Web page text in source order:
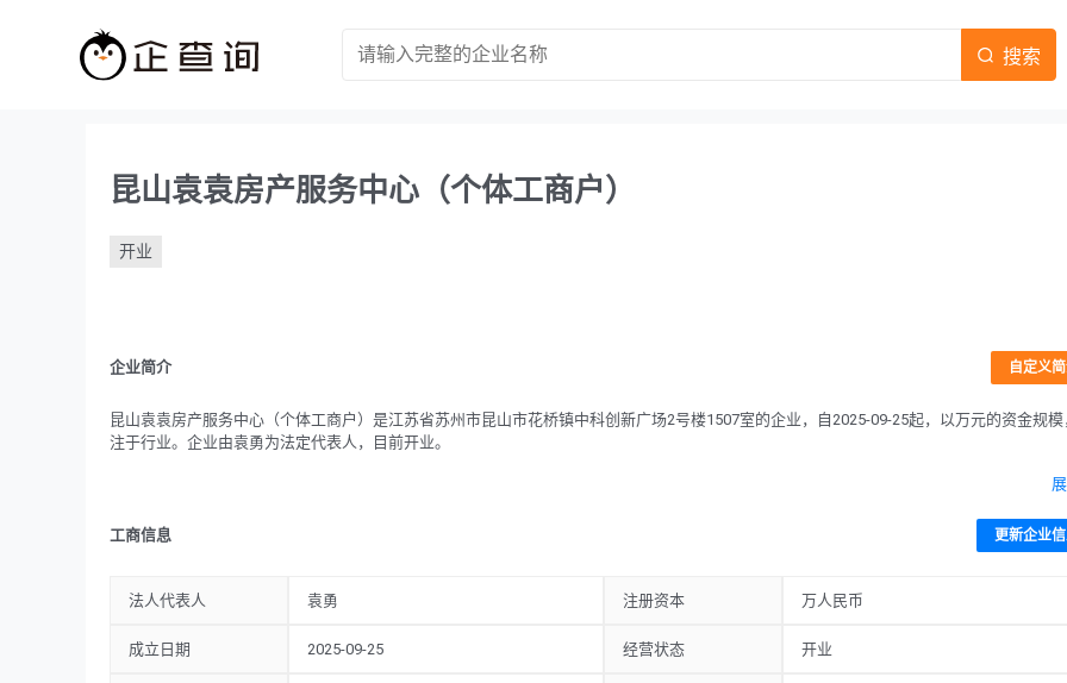
搜索
昆山袁袁房产服务中心（个体工商户）
开业
企业简介 自定义
昆山袁袁房产服务中心（个体工商户）是江苏省苏州市昆山市花桥镇中科创新广场2号楼1507室的企业，自2025-09-25起，以万元的资金规模
注于行业。企业由袁勇为法定代表人，目前开业。
工商信息 更新企业
法人代表人 袁勇 注册资本 万人民币
成立日期 2025-09-25 经营状态 开业